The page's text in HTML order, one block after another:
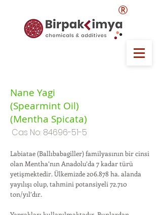
®
Nane Yagi
(Spearmint Oil)
(Mentha Spicata)
Cas No: 84696-51-5
Labiatae (Ballıbabagiller) familyasının bir cinsi
olan Mentha’nın Anadolu’da 7 kadar türü
yetişmektedir. Ülkemizde 206.878 ha. alanda
yayılışı olup, tahmini potansiyeli 72.710
ton/yıl’dır.